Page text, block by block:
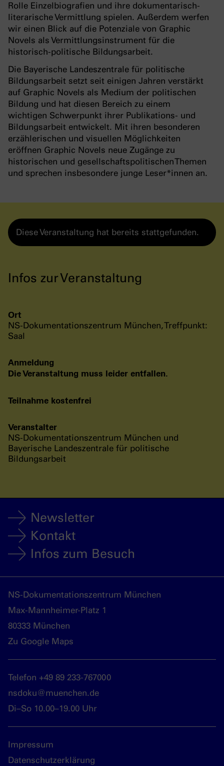
Rolle Einzelbiografien und ihre dokumentarisch-
literarische Vermittlung spielen. Außerdem werfen
wir einen Blick auf die Potenziale von Graphic
Novels als Vermittlungsinstrument für die
historisch-politische Bildungsarbeit.
Die Bayerische Landeszentrale für politische
Bildungsarbeit setzt seit einigen Jahren verstärkt
auf Graphic Novels als Medium der politischen
Bildung und hat diesen Bereich zu einem
wichtigen Schwerpunkt ihrer Publikations- und
Bildungsarbeit entwickelt. Mit ihren besonderen
erzählerischen und visuellen Möglichkeiten
eröffnen Graphic Novels neue Zugänge zu
historischen und gesellschaftspolitischen Themen
und sprechen insbesondere junge Leser*innen an.
Diese Veranstaltung hat bereits stattgefunden.
Infos zur Veranstaltung
Ort
NS-Dokumentationszentrum München, Treffpunkt:
Saal
Anmeldung
Die Veranstaltung muss leider entfallen.
Teilnahme kostenfrei
Veranstalter
NS-Dokumentationszentrum München und
Bayerische Landeszentrale für politische
Bildungsarbeit
Newsletter
Kontakt
Infos zum Besuch
NS-Dokumentationszentrum München
Max-Mannheimer-Platz 1
80333 München
Zu Google Maps
Telefon +49 89 233-767000
nsdoku@muenchen.de
Di–So 10.00–19.00 Uhr
Impressum
Datenschutzerklärung